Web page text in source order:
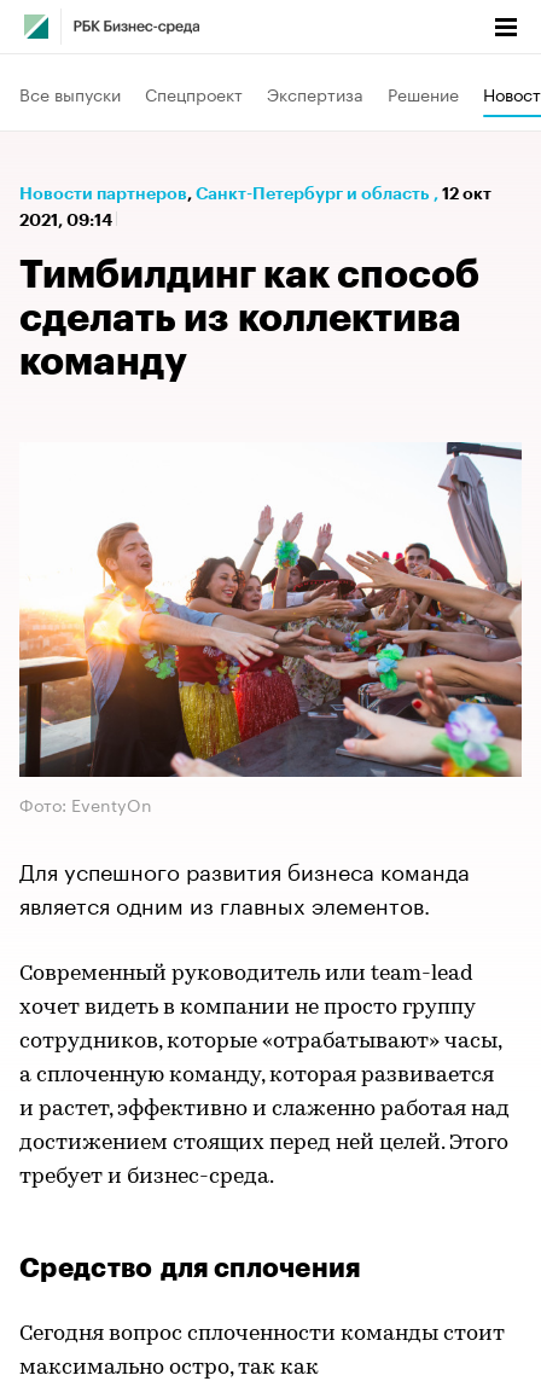
Все выпуски Спецпроект Экспертиза Решение
Новости партнеров⁠, Санкт-Петербург и область , 12 окт
2021, 09:14
Тимбилдинг как способ
сделать из коллектива
команду
Фото: EventyOn
Для успешного развития бизнеса команда
является одним из главных элементов.
Современный руководитель или team-lead
хочет видеть в компании не просто группу
сотрудников, которые «отрабатывают» часы,
а сплоченную команду, которая развивается
и растет, эффективно и слаженно работая над
достижением стоящих перед ней целей. Этого
требует и бизнес-среда.
Средство для сплочения
Сегодня вопрос сплоченности команды стоит
максимально остро, так как